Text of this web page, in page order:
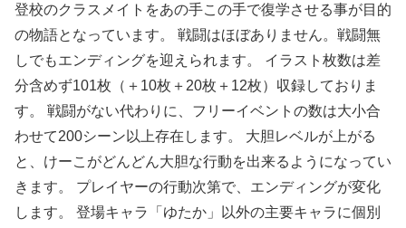
登校のクラスメイトをあの手この手で復学させる事が目的
の物語となっています。 戦闘はほぼありません。戦闘無
しでもエンディングを迎えられます。 イラスト枚数は差
分含めず101枚（＋10枚＋20枚＋12枚）収録しておりま
す。 戦闘がない代わりに、フリーイベントの数は大小合
わせて200シーン以上存在します。 大胆レベルが上がる
と、けーこがどんどん大胆な行動を出来るようになってい
きます。 プレイヤーの行動次第で、エンディングが変化
します。 登場キャラ「ゆたか」以外の主要キャラに個別